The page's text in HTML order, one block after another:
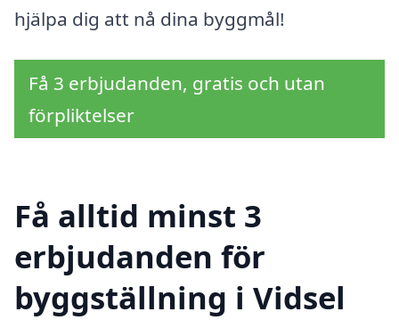
hjälpa dig att nå dina byggmål!
Få 3 erbjudanden, gratis och utan
förpliktelser
Få alltid minst 3
erbjudanden för
byggställning i Vidsel